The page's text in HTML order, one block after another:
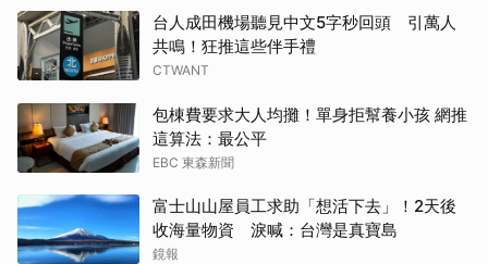
台人成田機場聽見中文5字秒回頭 引萬人
共鳴！狂推這些伴手禮
CTWANT
包棟費要求大人均攤！單身拒幫養小孩 網推
這算法：最公平
EBC 東森新聞
富士山山屋員工求助「想活下去」！2天後
收海量物資 淚喊：台灣是真寶島
鏡報